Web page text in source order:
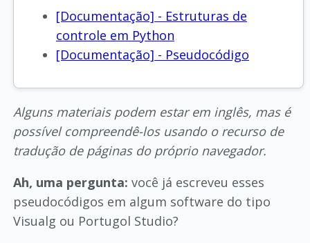
[Documentação] - Estruturas de
controle em Python
[Documentação] - Pseudocódigo
Alguns materiais podem estar em inglês, mas é
possível compreendê-los usando o recurso de
tradução de páginas do próprio navegador.
Ah, uma pergunta: você já escreveu esses
pseudocódigos em algum software do tipo
Visualg ou Portugol Studio?